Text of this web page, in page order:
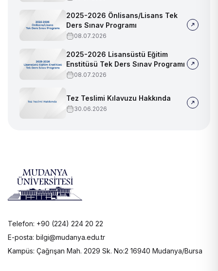
2025-2026 Önlisans/Lisans Tek
Ders Sınav Programı
08.07.2026
2025-2026 Lisansüstü Eğitim
Enstitüsü Tek Ders Sınav Programı
08.07.2026
Tez Teslimi Kılavuzu Hakkında
30.06.2026
Telefon: +90 (224) 224 20 22
E-posta: bilgi@mudanya.edu.tr
Kampüs: Çağrışan Mah. 2029 Sk. No:2 16940 Mudanya/Bursa